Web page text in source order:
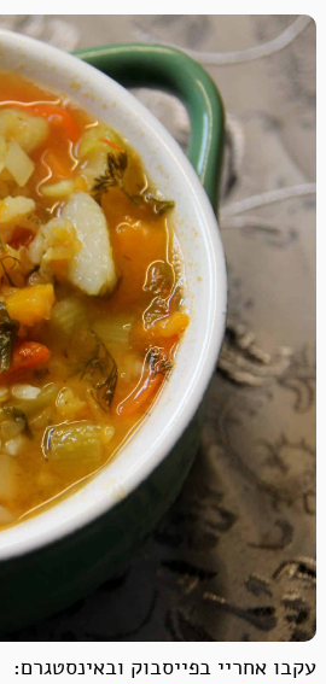
עקבו אחריי בפייסבוק ובאינסטגרם: